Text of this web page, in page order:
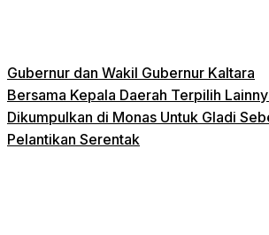
Gubernur dan Wakil Gubernur Kaltara
Bersama Kepala Daerah Terpilih
Dikumpulkan di Monas Untuk Gladi
Pelantikan Serentak